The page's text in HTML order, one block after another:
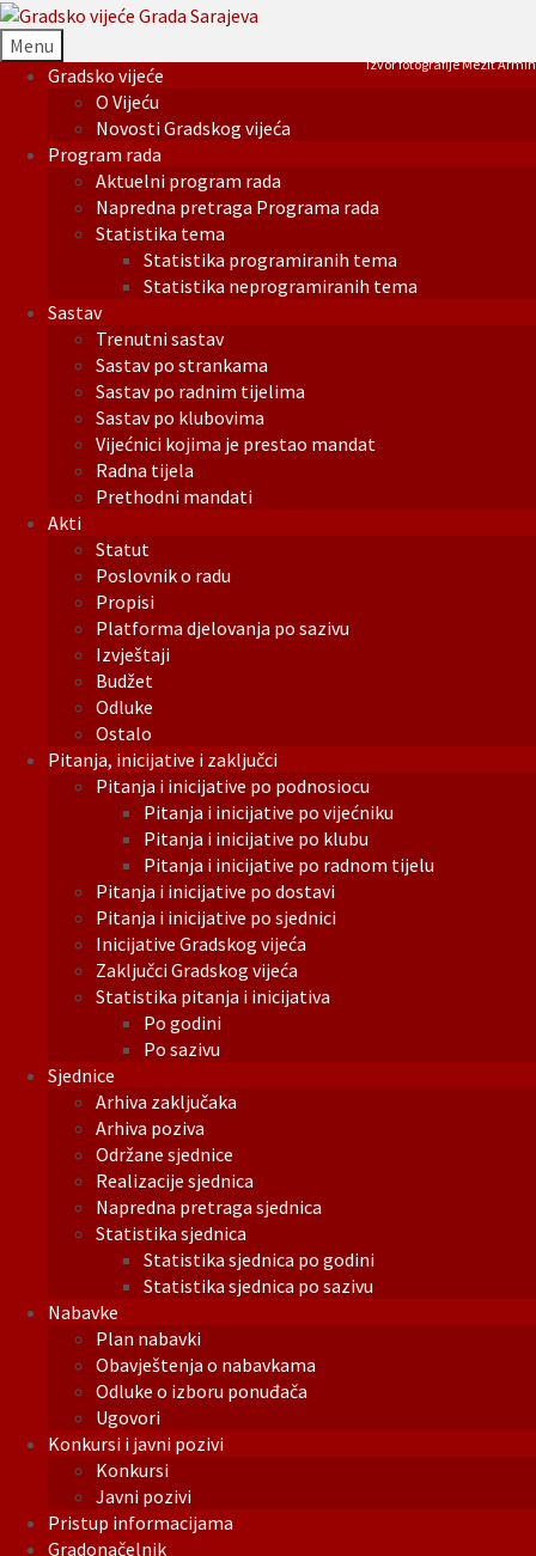
Menu
Gradsko vijeće
O Vijeću
Novosti Gradskog vijeća
Program rada
Aktuelni program rada
Napredna pretraga Programa rada
Statistika tema
Statistika programiranih tema
Statistika neprogramiranih tema
Sastav
Trenutni sastav
Sastav po strankama
Sastav po radnim tijelima
Sastav po klubovima
Vijećnici kojima je prestao mandat
Radna tijela
Prethodni mandati
Akti
Statut
Poslovnik o radu
Propisi
Platforma djelovanja po sazivu
Izvještaji
Budžet
Odluke
Ostalo
Pitanja, inicijative i zaključci
Pitanja i inicijative po podnosiocu
Pitanja i inicijative po vijećniku
Pitanja i inicijative po klubu
Pitanja i inicijative po radnom tijelu
Pitanja i inicijative po dostavi
Pitanja i inicijative po sjednici
Inicijative Gradskog vijeća
Zaključci Gradskog vijeća
Statistika pitanja i inicijativa
Po godini
Po sazivu
Sjednice
Arhiva zaključaka
Arhiva poziva
Održane sjednice
Realizacije sjednica
Napredna pretraga sjednica
Statistika sjednica
Statistika sjednica po godini
Statistika sjednica po sazivu
Nabavke
Plan nabavki
Obavještenja o nabavkama
Odluke o izboru ponuđača
Ugovori
Konkursi i javni pozivi
Konkursi
Javni pozivi
Pristup informacijama
Gradonačelnik
Izvor fotografije Mezit Armin